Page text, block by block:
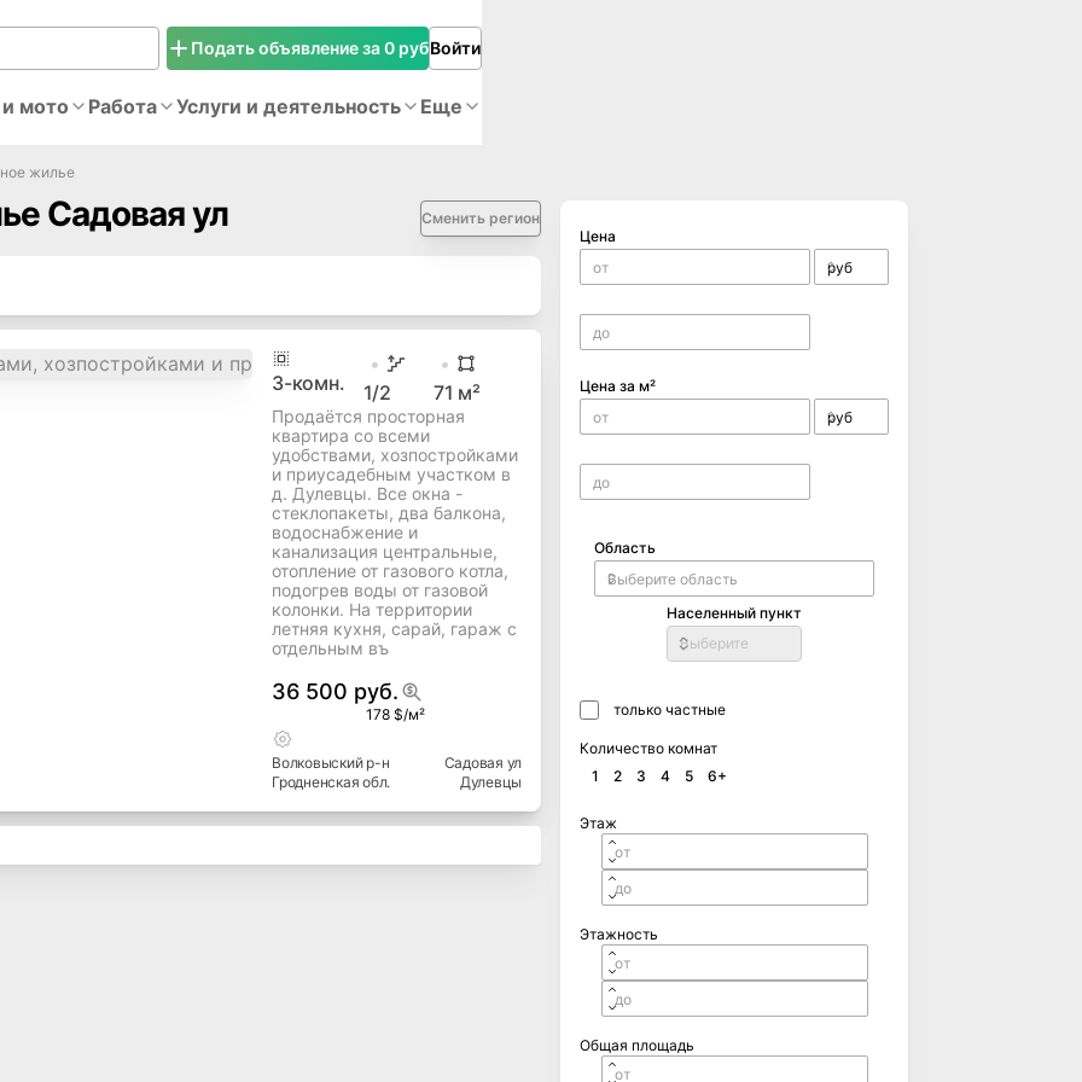
Подать объявление за 0 рубВойти
мото Работа Услуги и деятельность Еще
жилье
Садовая ул Сменить регион
3-комн. 1/2 71 м²
Продаётся просторная
квартира со всеми
удобствами, хозпостройками
и приусадебным участком в
д. Дулевцы. Все окна -
стеклопакеты, два балкона,
водоснабжение и
канализация центральные,
отопление от газового котла,
подогрев воды от газовой
колонки. На территории
летняя кухня, сарай, гараж с
отдельным въ
36 500 руб.
178 $/м²
Волковыскийр-н
Гродненская обл.
Садовая ул
Дулевцы
Цена
Цена за м²
Область
Населенный пункт
Выберите
только частные
Количество комнат
1
2 3 4 5 6+
Этаж
Этажность
Общая площадь